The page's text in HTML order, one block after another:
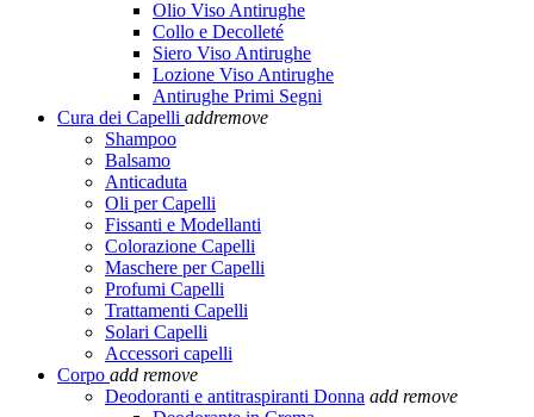
Olio Viso Antirughe
Collo e Decolleté
Siero Viso Antirughe
Lozione Viso Antirughe
Antirughe Primi Segni
Cura dei Capelli addremove
Shampoo
Balsamo
Anticaduta
Oli per Capelli
Fissanti e Modellanti
Colorazione Capelli
Maschere per Capelli
Profumi Capelli
Trattamenti Capelli
Solari Capelli
Accessori capelli
Corpo add remove
Deodoranti e antitraspiranti Donna add remove